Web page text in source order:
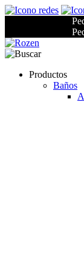
Productos
Baños